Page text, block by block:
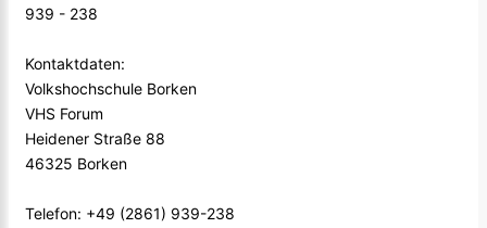
939 - 238
Kontaktdaten:
Volkshochschule Borken
VHS Forum
Heidener Straße 88
46325 Borken
Telefon: +49 (2861) 939-238